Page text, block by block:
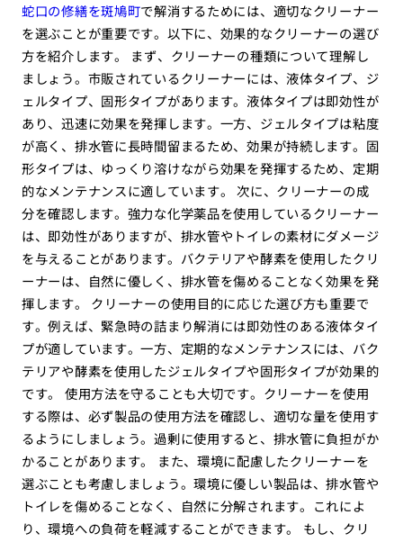
蛇口の修繕を斑鳩町で解消するためには、適切なクリーナー
を選ぶことが重要です。以下に、効果的なクリーナーの選び
方を紹介します。 まず、クリーナーの種類について理解し
ましょう。市販されているクリーナーには、液体タイプ、ジ
ェルタイプ、固形タイプがあります。液体タイプは即効性が
あり、迅速に効果を発揮します。一方、ジェルタイプは粘度
が高く、排水管に長時間留まるため、効果が持続します。固
形タイプは、ゆっくり溶けながら効果を発揮するため、定期
的なメンテナンスに適しています。 次に、クリーナーの成
分を確認します。強力な化学薬品を使用しているクリーナー
は、即効性がありますが、排水管やトイレの素材にダメージ
を与えることがあります。バクテリアや酵素を使用したクリ
ーナーは、自然に優しく、排水管を傷めることなく効果を発
揮します。 クリーナーの使用目的に応じた選び方も重要で
す。例えば、緊急時の詰まり解消には即効性のある液体タイ
プが適しています。一方、定期的なメンテナンスには、バク
テリアや酵素を使用したジェルタイプや固形タイプが効果的
です。 使用方法を守ることも大切です。クリーナーを使用
する際は、必ず製品の使用方法を確認し、適切な量を使用す
るようにしましょう。過剰に使用すると、排水管に負担がか
かることがあります。 また、環境に配慮したクリーナーを
選ぶことも考慮しましょう。環境に優しい製品は、排水管や
トイレを傷めることなく、自然に分解されます。これによ
り、環境への負荷を軽減することができます。 もし、クリ